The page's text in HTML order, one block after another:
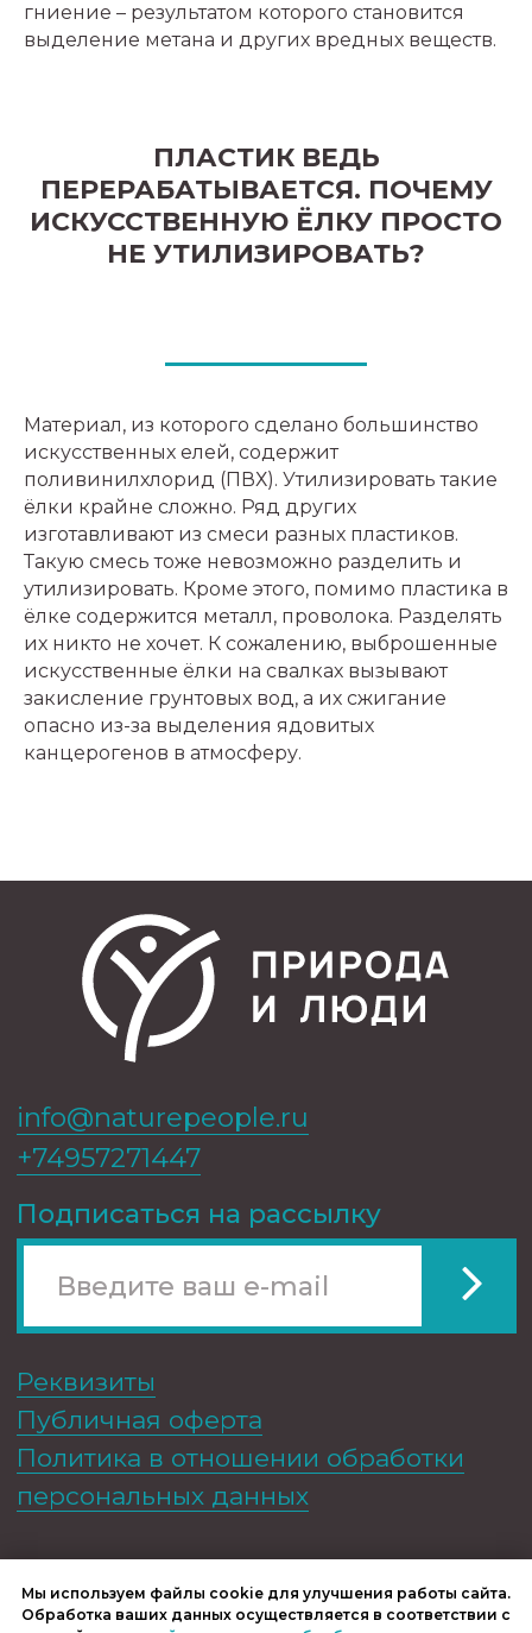
гниение – результатом которого становится
выделение метана и других вредных веществ.
ПЛАСТИК ВЕДЬ
ПЕРЕРАБАТЫВАЕТСЯ. ПОЧЕМУ
ИСКУССТВЕННУЮ ЁЛКУ ПРОСТО
НЕ УТИЛИЗИРОВАТЬ?
Материал, из которого сделано большинство
искусственных елей, содержит
поливинилхлорид (ПВХ). Утилизировать такие
ёлки крайне сложно. Ряд других
изготавливают из смеси разных пластиков.
Такую смесь тоже невозможно разделить и
утилизировать. Кроме этого, помимо пластика в
ёлке содержится металл, проволока. Разделять
их никто не хочет. К сожалению, выброшенные
искусственные ёлки на свалках вызывают
закисление грунтовых вод, а их сжигание
опасно из-за выделения ядовитых
канцерогенов в атмосферу.
Мы используем файлы cookie для улучшения работы сайта.
Обработка ваших данных осуществляется в соответствии с